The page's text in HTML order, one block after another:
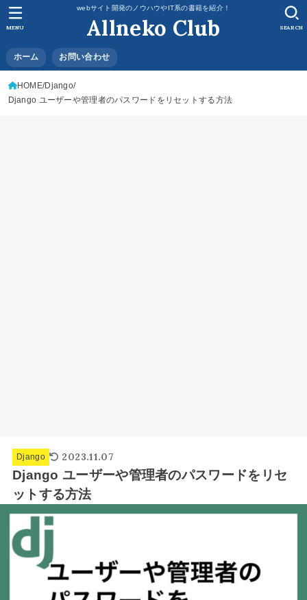
webサイト開発のノウハウやIT系の書籍を紹介！
Allneko Club
ホーム お問い合わせ
SEARCH
MENU
HOME Django
Django ユーザーや管理者のパスワードをリセットする方法
Django 2023.11.07
Django ユーザーや管理者のパスワードをリセ
ットする方法